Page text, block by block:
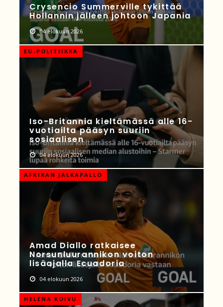
Crysencio Summerville tykittää
Hollannin jälleen johtoon Japania
04 elokuun 2026
EU-POLITIIKKA
Iso-Britannia kieltämässä alle 16-
vuotiailta pääsyn suuriin
sosiaalisen
04 elokuun 2026
AFRIKAN JALKAPALLO
Amad Diallo ratkaisee
Norsunluurannikon voiton
lisäajalla Ecuadoria
04 elokuun 2026
HELENA KOIVU